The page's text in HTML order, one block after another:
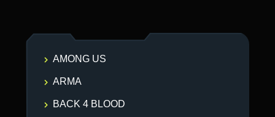
AMONG US
ARMA
BACK 4 BLOOD